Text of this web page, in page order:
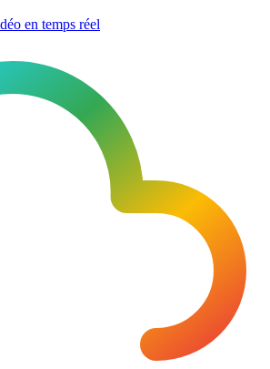
en temps réel